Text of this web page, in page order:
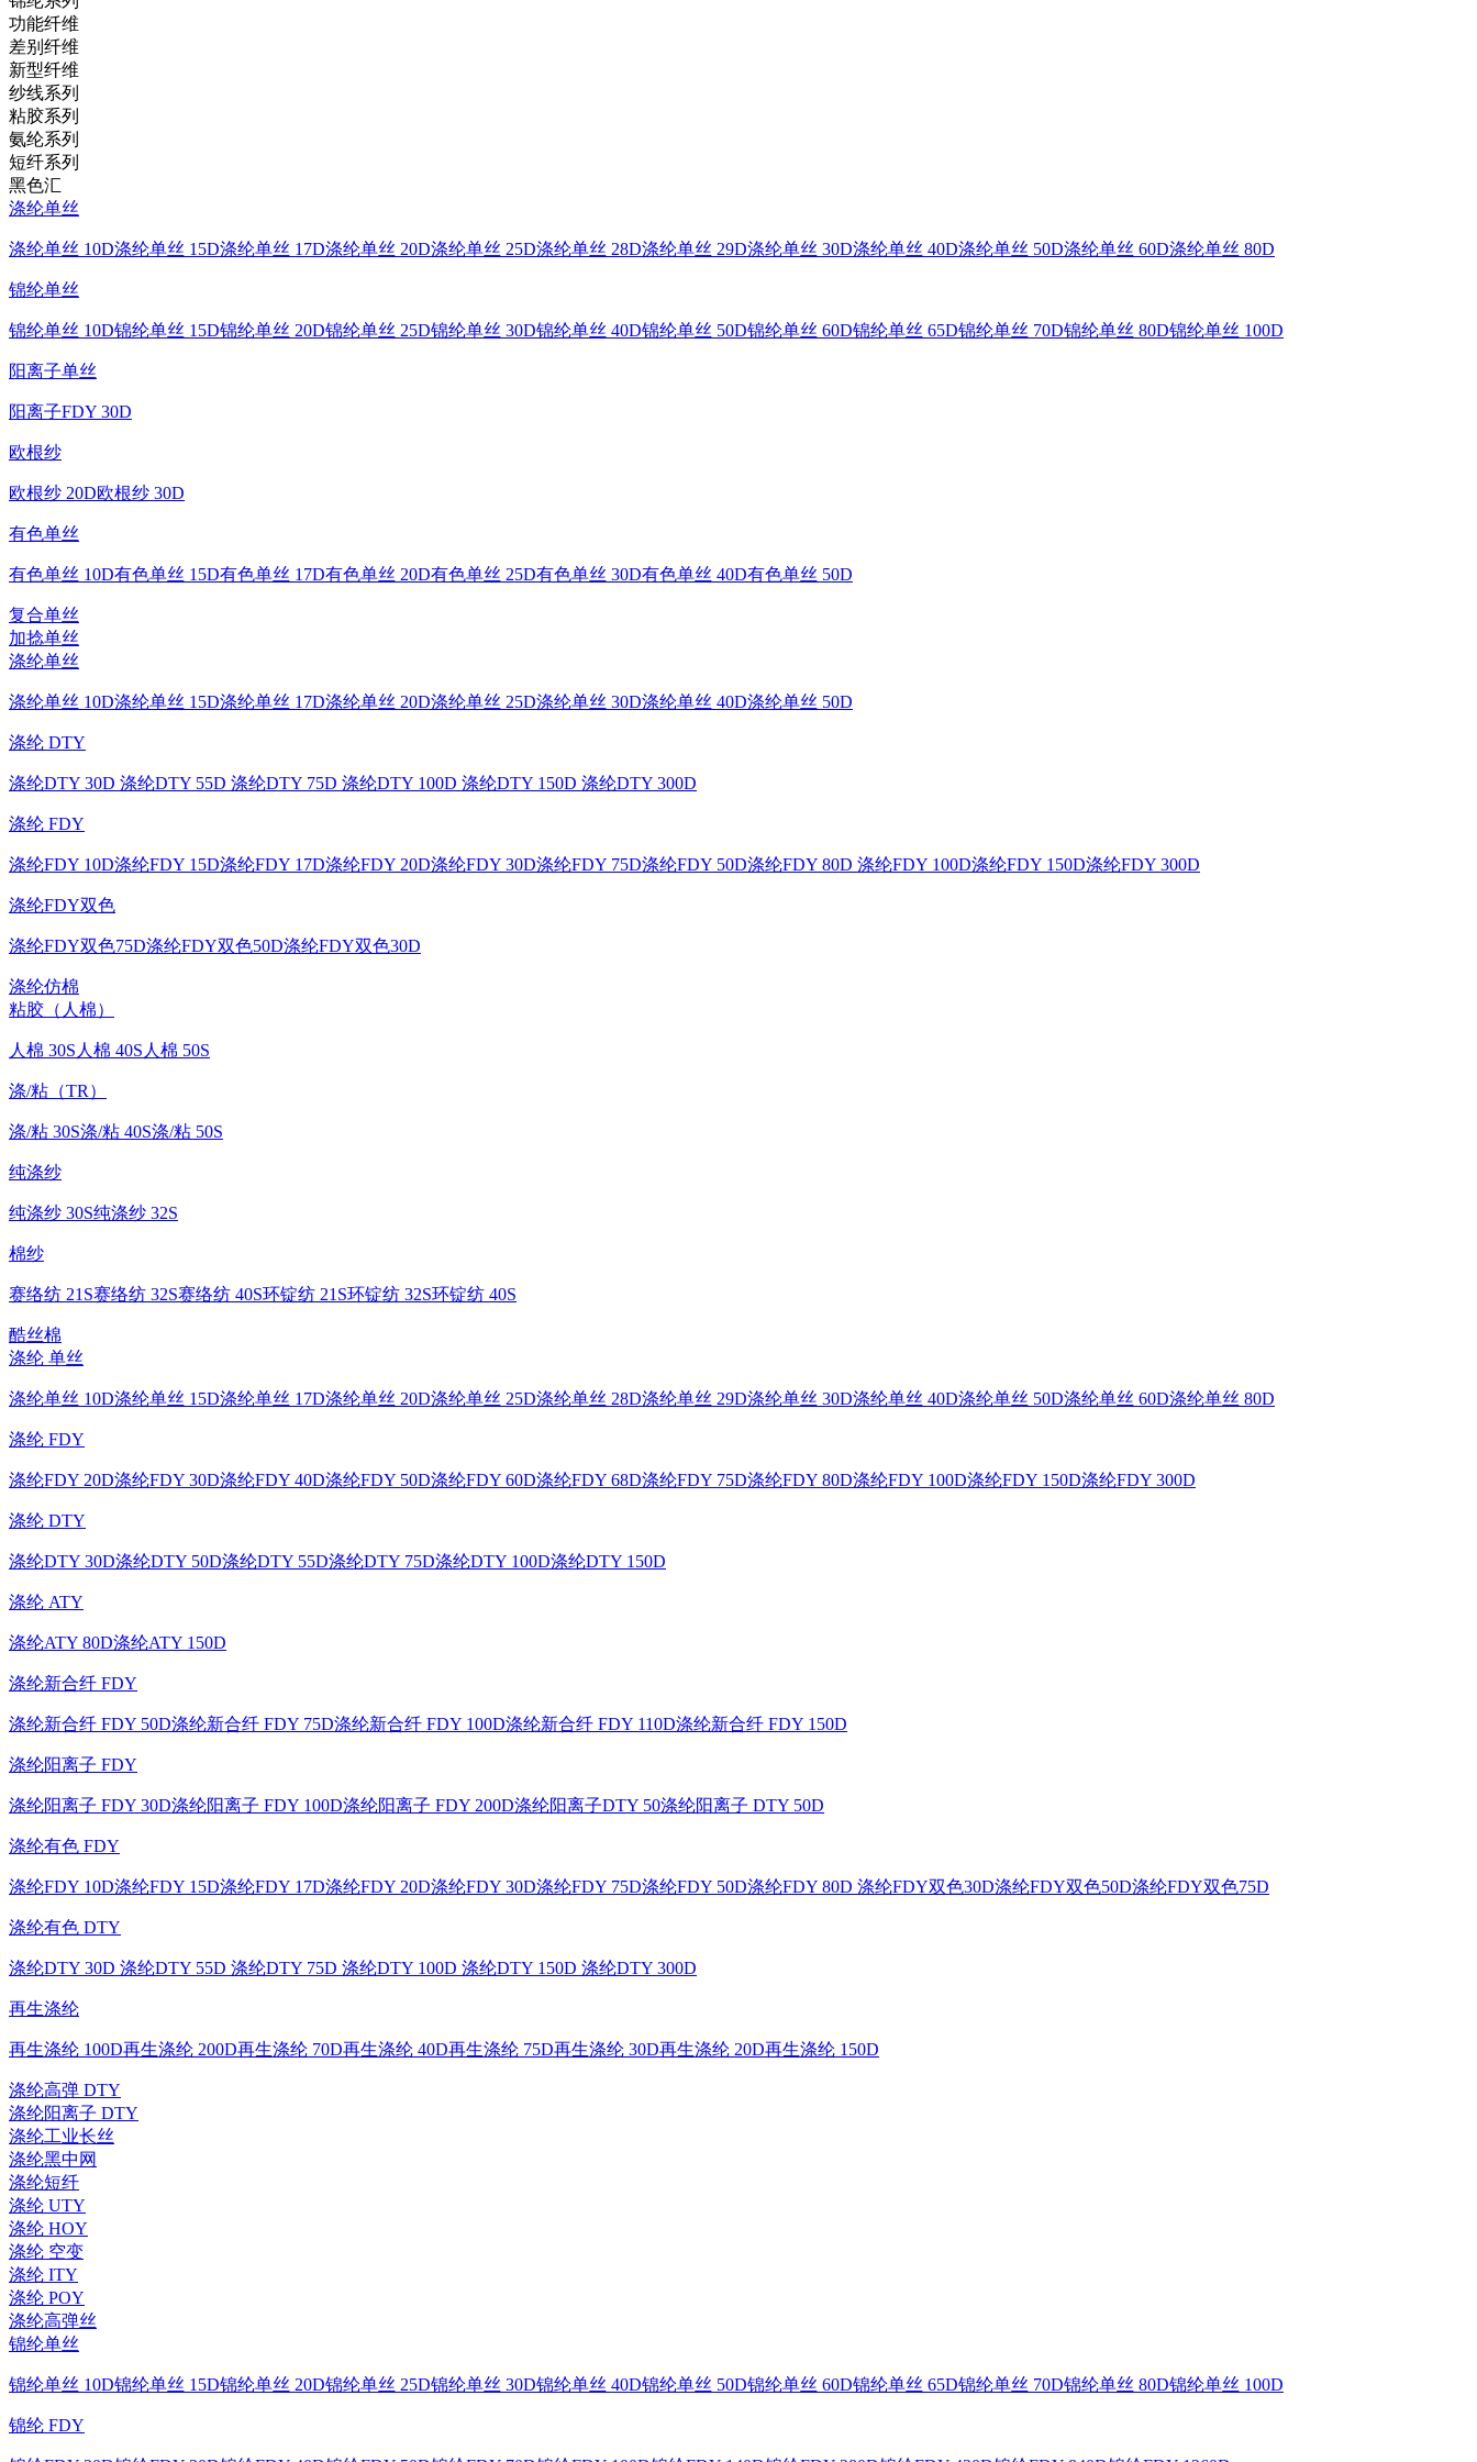
功能纤维
差别纤维
新型纤维
纱线系列
粘胶系列
氨纶系列
短纤系列
黑色汇
涤纶单丝
涤纶单丝 10D涤纶单丝 15D涤纶单丝 17D涤纶单丝 20D涤纶单丝 25D涤纶单丝 28D涤纶单丝 29D涤纶单丝 30D涤纶单丝 40D涤纶单丝 50D涤纶单丝 60D涤纶单丝 80D
锦纶单丝
锦纶单丝 10D锦纶单丝 15D锦纶单丝 20D锦纶单丝 25D锦纶单丝 30D锦纶单丝 40D锦纶单丝 50D锦纶单丝 60D锦纶单丝 65D锦纶单丝 70D锦纶单丝 80D锦纶单丝 100D
阳离子单丝
阳离子FDY 30D
欧根纱
欧根纱 20D欧根纱 30D
有色单丝
有色单丝 10D有色单丝 15D有色单丝 17D有色单丝 20D有色单丝 25D有色单丝 30D有色单丝 40D有色单丝 50D
复合单丝
加捻单丝
涤纶单丝
涤纶单丝 10D涤纶单丝 15D涤纶单丝 17D涤纶单丝 20D涤纶单丝 25D涤纶单丝 30D涤纶单丝 40D涤纶单丝 50D
涤纶 DTY
涤纶DTY 30D 涤纶DTY 55D 涤纶DTY 75D 涤纶DTY 100D 涤纶DTY 150D 涤纶DTY 300D
涤纶 FDY
涤纶FDY 10D涤纶FDY 15D涤纶FDY 17D涤纶FDY 20D涤纶FDY 30D涤纶FDY 75D涤纶FDY 50D涤纶FDY 80D 涤纶FDY 100D涤纶FDY 150D涤纶FDY 300D
涤纶FDY双色
涤纶FDY双色75D涤纶FDY双色50D涤纶FDY双色30D
涤纶仿棉
粘胶（人棉）
人棉 30S 人棉 40S 人棉 50S
涤/粘（TR）
涤/粘 30S涤/粘 40S涤/粘 50S
纯涤纱
纯涤纱 30S纯涤纱 32S
棉纱
赛络纺 21S赛络纺 32S赛络纺 40S环锭纺 21S环锭纺 32S环锭纺 40S
酷丝棉
涤纶 单丝
涤纶单丝 10D涤纶单丝 15D涤纶单丝 17D涤纶单丝 20D涤纶单丝 25D涤纶单丝 28D涤纶单丝 29D涤纶单丝 30D涤纶单丝 40D涤纶单丝 50D涤纶单丝 60D涤纶单丝 80D
涤纶 FDY
涤纶FDY 20D涤纶FDY 30D涤纶FDY 40D涤纶FDY 50D涤纶FDY 60D涤纶FDY 68D涤纶FDY 75D涤纶FDY 80D涤纶FDY 100D涤纶FDY 150D涤纶FDY 300D
涤纶 DTY
涤纶DTY 30D涤纶DTY 50D涤纶DTY 55D涤纶DTY 75D涤纶DTY 100D涤纶DTY 150D
涤纶 ATY
涤纶ATY 80D涤纶ATY 150D
涤纶新合纤 FDY
涤纶新合纤 FDY 50D涤纶新合纤 FDY 75D涤纶新合纤 FDY 100D涤纶新合纤 FDY 110D涤纶新合纤 FDY 150D
涤纶阳离子 FDY
涤纶阳离子 FDY 30D涤纶阳离子 FDY 100D涤纶阳离子 FDY 200D涤纶阳离子DTY 50涤纶阳离子 DTY 50D
涤纶有色 FDY
涤纶FDY 10D涤纶FDY 15D涤纶FDY 17D涤纶FDY 20D涤纶FDY 30D涤纶FDY 75D涤纶FDY 50D涤纶FDY 80D 涤纶FDY双色30D涤纶FDY双色50D涤纶FDY双色75D
涤纶有色 DTY
涤纶DTY 30D 涤纶DTY 55D 涤纶DTY 75D 涤纶DTY 100D 涤纶DTY 150D 涤纶DTY 300D
再生涤纶
再生涤纶 100D再生涤纶 200D再生涤纶 70D再生涤纶 40D再生涤纶 75D再生涤纶 30D再生涤纶 20D再生涤纶 150D
涤纶高弹 DTY
涤纶阳离子 DTY
涤纶工业长丝
涤纶黑中网
涤纶短纤
涤纶 UTY
涤纶 HOY
涤纶 空变
涤纶 ITY
涤纶 POY
涤纶高弹丝
锦纶单丝
锦纶单丝 10D锦纶单丝 15D锦纶单丝 20D锦纶单丝 25D锦纶单丝 30D锦纶单丝 40D锦纶单丝 50D锦纶单丝 60D锦纶单丝 65D锦纶单丝 70D锦纶单丝 80D锦纶单丝 100D
锦纶 FDY